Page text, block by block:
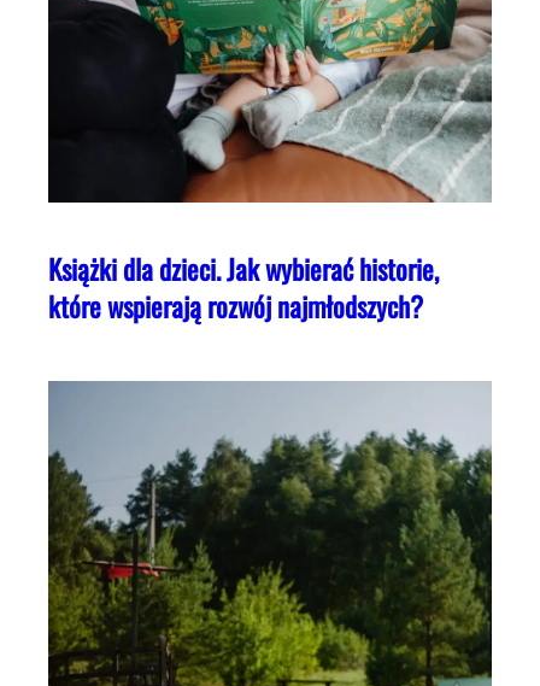
Książki dla dzieci. Jak wybierać historie,
które wspierają rozwój najmłodszych?